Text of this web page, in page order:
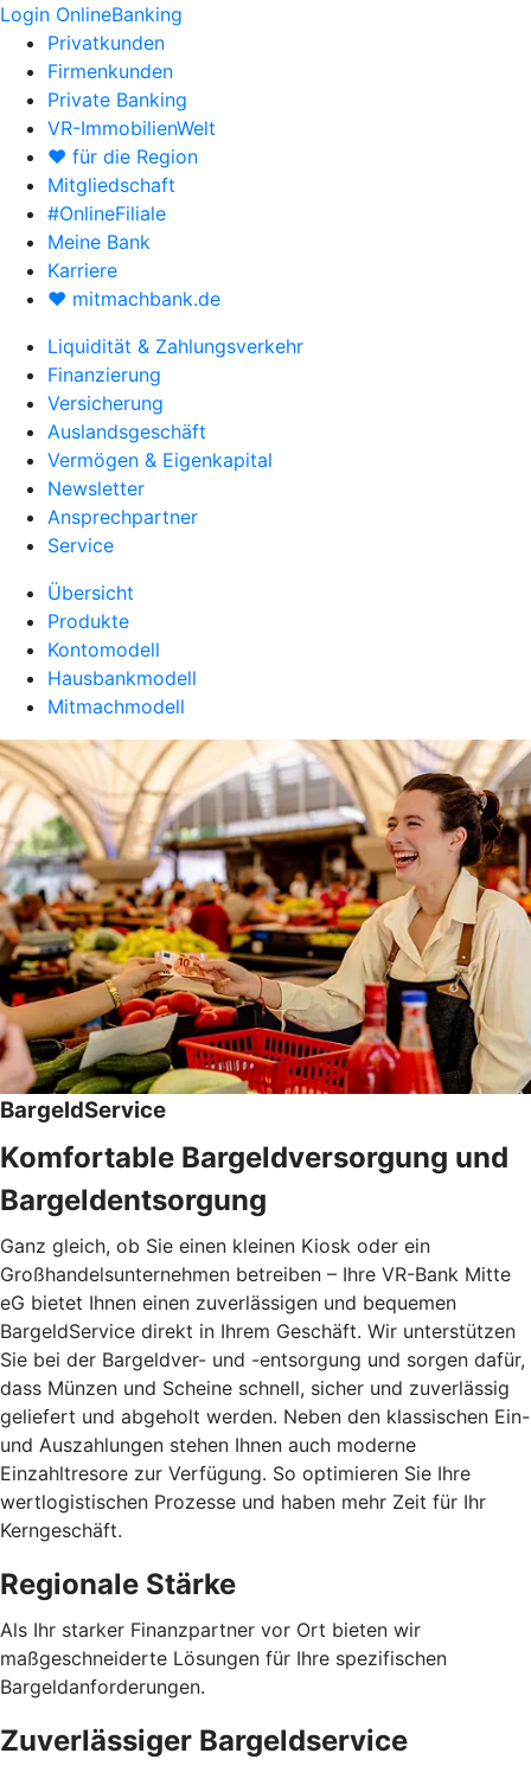
Login OnlineBanking
Privatkunden
Firmenkunden
Private Banking
VR-ImmobilienWelt
♥ für die Region
Mitgliedschaft
#OnlineFiliale
Meine Bank
Karriere
♥ mitmachbank.de
Liquidität & Zahlungsverkehr
Finanzierung
Versicherung
Auslandsgeschäft
Vermögen & Eigenkapital
Newsletter
Ansprechpartner
Service
Übersicht
Produkte
Kontomodell
Hausbankmodell
Mitmachmodell
BargeldService
Komfortable Bargeldversorgung und
Bargeldentsorgung
Ganz gleich, ob Sie einen kleinen Kiosk oder ein
Großhandelsunternehmen betreiben – Ihre VR-Bank Mitte
eG bietet Ihnen einen zuverlässigen und bequemen
BargeldService direkt in Ihrem Geschäft. Wir unterstützen
Sie bei der Bargeldver- und -entsorgung und sorgen dafür,
dass Münzen und Scheine schnell, sicher und zuverlässig
geliefert und abgeholt werden. Neben den klassischen Ein-
und Auszahlungen stehen Ihnen auch moderne
Einzahltresore zur Verfügung. So optimieren Sie Ihre
wertlogistischen Prozesse und haben mehr Zeit für Ihr
Kerngeschäft.
Regionale Stärke
Als Ihr starker Finanzpartner vor Ort bieten wir
maßgeschneiderte Lösungen für Ihre spezifischen
Bargeldanforderungen.
Zuverlässiger Bargeldservice